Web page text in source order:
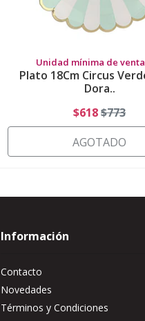
Unidad mínima de
Plato 18Cm Circus
Dora..
$618$773
AGOTADO
Información
Contacto
Novedades
Términos y Condiciones